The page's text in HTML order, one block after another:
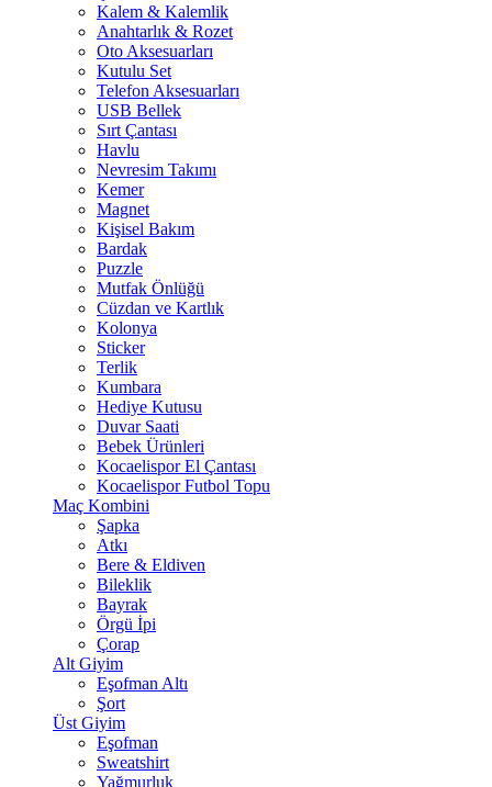
Kalem & Kalemlik
Anahtarlık & Rozet
Oto Aksesuarları
Kutulu Set
Telefon Aksesuarları
USB Bellek
Sırt Çantası
Havlu
Nevresim Takımı
Kemer
Magnet
Kişisel Bakım
Bardak
Puzzle
Mutfak Önlüğü
Cüzdan ve Kartlık
Kolonya
Sticker
Terlik
Kumbara
Hediye Kutusu
Duvar Saati
Bebek Ürünleri
Kocaelispor El Çantası
Kocaelispor Futbol Topu
Maç Kombini
Şapka
Atkı
Bere & Eldiven
Bileklik
Bayrak
Örgü İpi
Çorap
Alt Giyim
Eşofman Altı
Şort
Üst Giyim
Eşofman
Sweatshirt
Yağmurluk